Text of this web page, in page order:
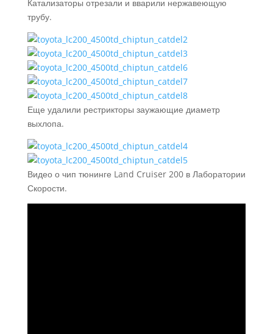
Катализаторы отрезали и вварили нержавеющую
трубу.
Еще удалили рестрикторы заужающие диаметр
выхлопа.
Видео о чип тюнинге Land Cruiser 200 в Лаборатории
Скорости.